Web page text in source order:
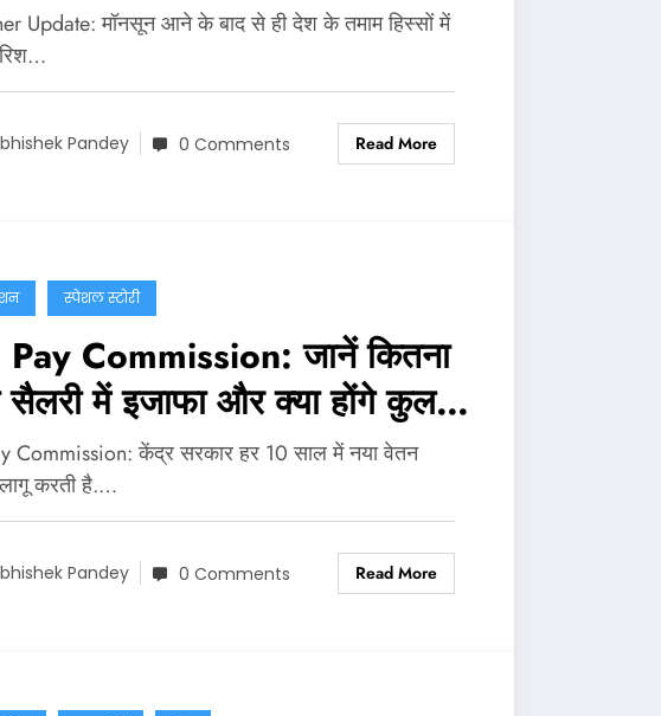
Update: मॉनसून आने के बाद से ही देश के तमाम हिस्सों में
Pandey 0 Comments Read More
स्पेशल स्टोरी
Commission: जानें कितना
सैलरी में इजाफा और क्या होंगे कुल
Commission: केंद्र सरकार हर 10 साल में नया वेतन
करती है.…
Pandey 0 Comments Read More